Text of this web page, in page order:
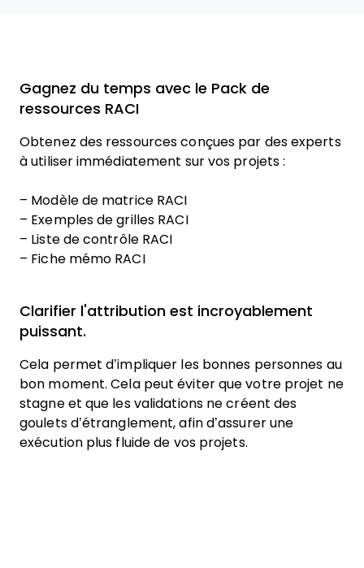
Gagnez du temps avec le Pack de
ressources RACI
Obtenez des ressources conçues par des experts
à utiliser immédiatement sur vos projets :
– Modèle de matrice RACI
– Exemples de grilles RACI
– Liste de contrôle RACI
– Fiche mémo RACI
Clarifier l'attribution est incroyablement
puissant.
Cela permet d’impliquer les bonnes personnes au
bon moment. Cela peut éviter que votre projet ne
stagne et que les validations ne créent des
goulets d’étranglement, afin d’assurer une
exécution plus fluide de vos projets.